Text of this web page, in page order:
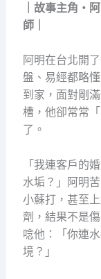
｜故事主角・
師｜
阿明在台北開
盤、易經都略
到家，面對剛
槽，他卻常常
了。
「我連客戶的
水垢？」阿明
小蘇打，甚至
劑，結果不是
唸他：「你連
境？」